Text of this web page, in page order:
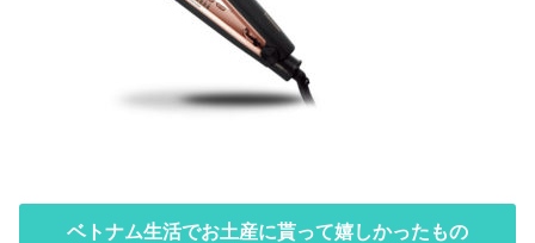
ベトナム生活でお土産に貰って嬉しかったもの